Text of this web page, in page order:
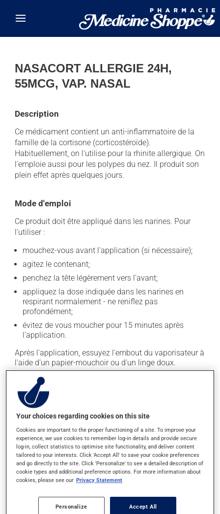
NASACORT ALLERGIE 24H,
55MCG, VAP. NASAL
Description
Ce médicament contient un anti-inflammatoire de la
famille de la cortisone (corticostéroïde).
Habituellement, on l'utilise pour la rhinite allergique. On
l'emploie aussi pour les polypes du nez. Il produit son
plein effet après quelques jours.
Mode d'emploi
Ce produit doit être appliqué dans les narines. Pour
l'utiliser :
mouchez-vous avant l'application (si nécessaire);
agitez le contenant;
penchez la tête légèrement vers l'avant;
appliquez la dose indiquée dans les narines en
respirant normalement - ne reniflez pas
profondément;
évitez de vous moucher pour 15 minutes après
l'application.
Après l'application, essuyez l'embout du vaporisateur à
l'aide d'un papier-mouchoir ou d'un linge doux.
En règle générale, on utilise ce produit une fois par jour.
Il est possible que votre pharmacien vous ait indiqué
un horaire différent qui est plus approprié pour vous. Il
est important de respecter la posologie inscrite sur
qu'indiqué.
Pour maintenir ses effets bénéfiques, il doit être utilisé
de façon régulière et continue. Assurez-vous de ne
jamais en manquer. Si vous oubliez de prendre une
dose, prenez-la dès que vous y pensez. S'il est presque
l'heure de votre dose suivante, laissez simplement
tomber la dose oubliée. Ne doublez pas la dose
Your choices regarding cookies on this site
Cookies are important to the proper functioning of a site. To improve your
experience, we use cookies to remember log-in details and provide secure
log-in, collect statistics to optimise site functionality, and deliver content
tailored to your interests. Click 'Accept All' to save your cookie preferences
and go directly to the site. Click 'Personalize' to see a detailed description of
cookie types and additional preference options. For more information about
cookies, please see our Privacy Statement
Personalize Accept All